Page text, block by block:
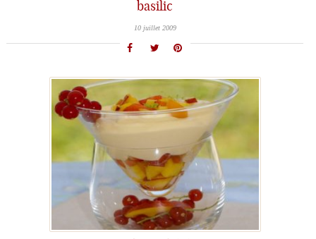
basilic
10 juillet 2009